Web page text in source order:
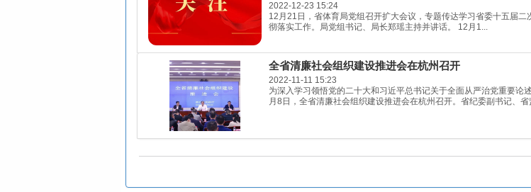
2022-12-23 15:24
12月21日，省体育局党组召开扩大会议，专题传达学习省委十五届
彻落实工作。局党组书记、局长郑瑶主持并讲话。 12月1...
全省清廉社会组织建设推进会在杭州召开
2022-11-11 15:23
为深入学习领悟党的二十大和习近平总书记关于全面从严治党重要
月8日，全省清廉社会组织建设推进会在杭州召开。省纪委副书记、